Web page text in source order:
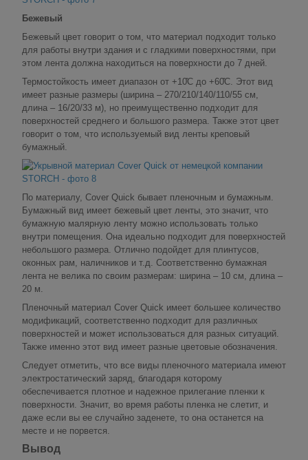
Бежевый
Бежевый цвет говорит о том, что материал подходит только
для работы внутри здания и с гладкими поверхностями, при
этом лента должна находиться на поверхности до 7 дней.
Термостойкость имеет диапазон от +10̊С до +60̊С. Этот вид
имеет разные размеры (ширина – 270/210/140/110/55 см,
длина – 16/20/33 м), но преимущественно подходит для
поверхностей среднего и большого размера. Также этот цвет
говорит о том, что используемый вид ленты креповый
бумажный.
По материалу, Cover Quick бывает пленочным и бумажным.
Бумажный вид имеет бежевый цвет ленты, это значит, что
бумажную малярную ленту можно использовать только
внутри помещения. Она идеально подходит для поверхностей
небольшого размера. Отлично подойдет для плинтусов,
оконных рам, наличников и т.д. Соответственно бумажная
лента не велика по своим размерам: ширина – 10 см, длина –
20 м.
Пленочный материал Cover Quick имеет большее количество
модификаций, соответственно подходит для различных
поверхностей и может использоваться для разных ситуаций.
Также именно этот вид имеет разные цветовые обозначения.
Следует отметить, что все виды пленочного материала имеют
электростатический заряд, благодаря которому
обеспечивается плотное и надежное прилегание пленки к
поверхности. Значит, во время работы пленка не слетит, и
даже если вы ее случайно заденете, то она останется на
месте и не порвется.
Вывод